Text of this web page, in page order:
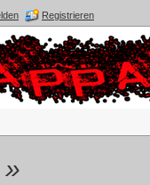
Registrieren